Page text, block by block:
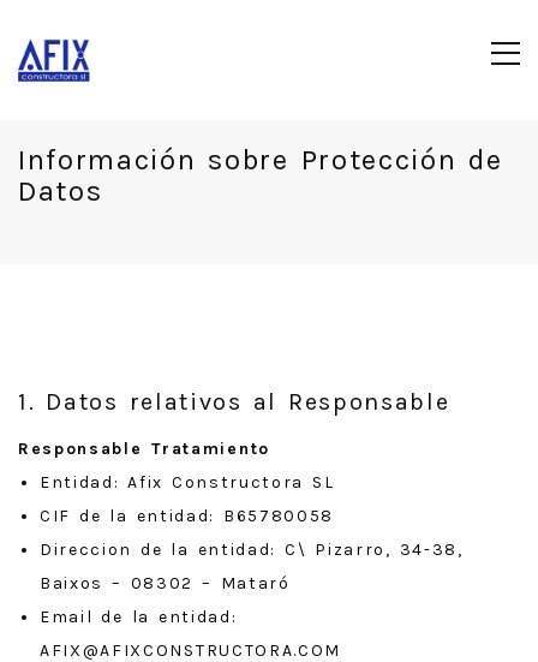
Información sobre Protección de
Datos
1. Datos relativos al Responsable
Responsable Tratamiento
Entidad: Afix Constructora SL
CIF de la entidad: B65780058
Direccion de la entidad: C\ Pizarro, 34-38,
Baixos – 08302 – Mataró
Email de la entidad:
AFIX@AFIXCONSTRUCTORA.COM